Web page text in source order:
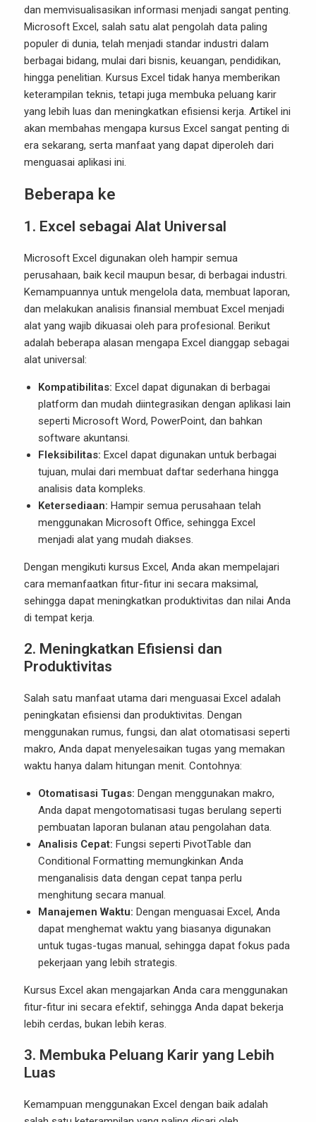
dan memvisualisasikan informasi menjadi sangat penting.
Microsoft Excel, salah satu alat pengolah data paling
populer di dunia, telah menjadi standar industri dalam
berbagai bidang, mulai dari bisnis, keuangan, pendidikan,
hingga penelitian. Kursus Excel tidak hanya memberikan
keterampilan teknis, tetapi juga membuka peluang karir
yang lebih luas dan meningkatkan efisiensi kerja. Artikel ini
akan membahas mengapa kursus Excel sangat penting di
era sekarang, serta manfaat yang dapat diperoleh dari
menguasai aplikasi ini.
Beberapa ke
1. Excel sebagai Alat Universal
Microsoft Excel digunakan oleh hampir semua
perusahaan, baik kecil maupun besar, di berbagai industri.
Kemampuannya untuk mengelola data, membuat laporan,
dan melakukan analisis finansial membuat Excel menjadi
alat yang wajib dikuasai oleh para profesional. Berikut
adalah beberapa alasan mengapa Excel dianggap sebagai
alat universal:
Kompatibilitas: Excel dapat digunakan di berbagai
platform dan mudah diintegrasikan dengan aplikasi lain
seperti Microsoft Word, PowerPoint, dan bahkan
software akuntansi.
Fleksibilitas: Excel dapat digunakan untuk berbagai
tujuan, mulai dari membuat daftar sederhana hingga
analisis data kompleks.
Ketersediaan: Hampir semua perusahaan telah
menggunakan Microsoft Office, sehingga Excel
menjadi alat yang mudah diakses.
Dengan mengikuti kursus Excel, Anda akan mempelajari
cara memanfaatkan fitur-fitur ini secara maksimal,
sehingga dapat meningkatkan produktivitas dan nilai Anda
di tempat kerja.
2. Meningkatkan Efisiensi dan
Produktivitas
Salah satu manfaat utama dari menguasai Excel adalah
peningkatan efisiensi dan produktivitas. Dengan
menggunakan rumus, fungsi, dan alat otomatisasi seperti
makro, Anda dapat menyelesaikan tugas yang memakan
waktu hanya dalam hitungan menit. Contohnya:
Otomatisasi Tugas: Dengan menggunakan makro,
Anda dapat mengotomatisasi tugas berulang seperti
pembuatan laporan bulanan atau pengolahan data.
Analisis Cepat: Fungsi seperti PivotTable dan
Conditional Formatting memungkinkan Anda
menganalisis data dengan cepat tanpa perlu
menghitung secara manual.
Manajemen Waktu: Dengan menguasai Excel, Anda
dapat menghemat waktu yang biasanya digunakan
untuk tugas-tugas manual, sehingga dapat fokus pada
pekerjaan yang lebih strategis.
Kursus Excel akan mengajarkan Anda cara menggunakan
fitur-fitur ini secara efektif, sehingga Anda dapat bekerja
lebih cerdas, bukan lebih keras.
3. Membuka Peluang Karir yang Lebih
Luas
Kemampuan menggunakan Excel dengan baik adalah